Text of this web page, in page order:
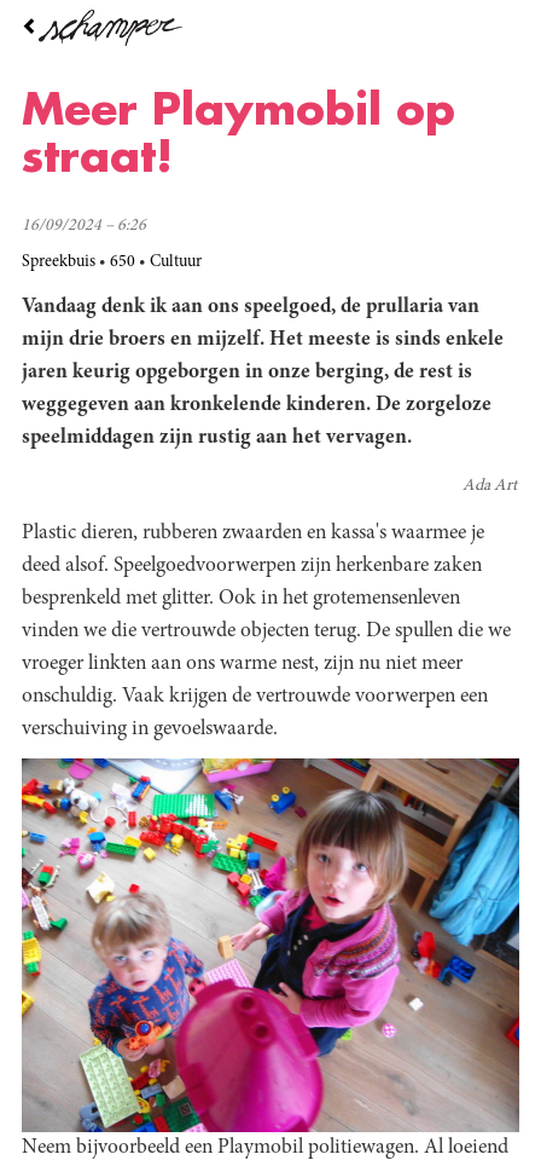
Overslaan
inhoud
Meer Playmobil op
straat!
16/09/2024 – 6:26
Spreekbuis 650 Cultuur
Vandaag denk ik aan ons speelgoed, de prullaria van
mijn drie broers en mijzelf. Het meeste is sinds enkele
jaren keurig opgeborgen in onze berging, de rest is
weggegeven aan kronkelende kinderen. De zorgeloze
speelmiddagen zijn rustig aan het vervagen.
Ada Art
Plastic dieren, rubberen zwaarden en kassa's waarmee je
deed alsof. Speelgoedvoorwerpen zijn herkenbare zaken
besprenkeld met glitter. Ook in het grotemensenleven
vinden we die vertrouwde objecten terug. De spullen die we
vroeger linkten aan ons warme nest, zijn nu niet meer
onschuldig. Vaak krijgen de vertrouwde voorwerpen een
verschuiving in gevoelswaarde.
Neem bijvoorbeeld een Playmobil politiewagen. Al loeiend